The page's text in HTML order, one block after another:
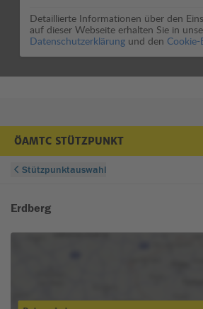
Detaillierte Informationen über den
auf dieser Webseite erhalten Sie in
Datenschutzerklärung und den Cookie-
ÖAMTC STÜTZPUNKT